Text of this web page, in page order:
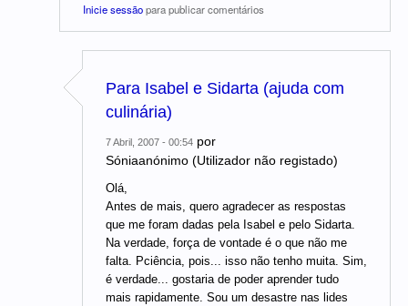
Inicie sessãopara publicar comentários
Para Isabel e Sidarta (ajuda com
culinária)
7 Abril, 2007 - 00:54 por
Sóniaanónimo (Utilizador não registado)
Olá,
Antes de mais, quero agradecer as respostas
que me foram dadas pela Isabel e pelo Sidarta.
Na verdade, força de vontade é o que não me
falta. Pciência, pois... isso não tenho muita. Sim,
é verdade... gostaria de poder aprender tudo
mais rapidamente. Sou um desastre nas lides